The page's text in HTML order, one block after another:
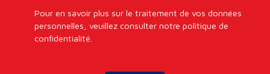
Pour en savoir plus sur le traitement de vos données
personnelles, veuillez consulter notre politique de
confidentialité